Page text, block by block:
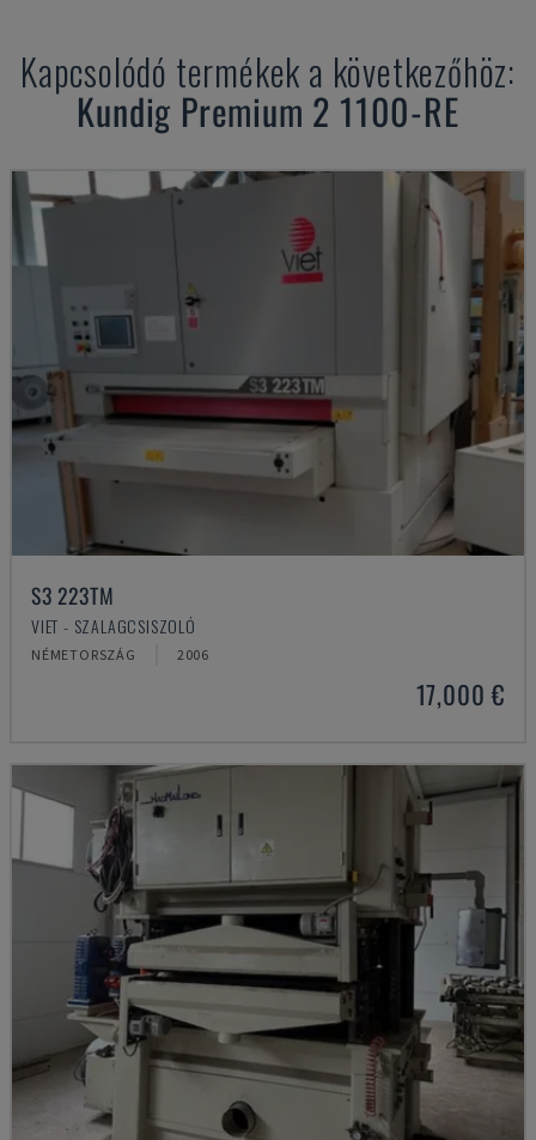
Kapcsolódó termékek a következőhöz:
Kundig Premium 2 1100-RE
S3 223TM
VIET - SZALAGCSISZOLÓ
NÉMETORSZÁG 2006
17,000 €